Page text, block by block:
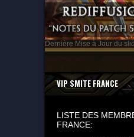
Dernière Mise à Jour du
VIP SMITE FRANCE
LISTE DES
FRANCE: